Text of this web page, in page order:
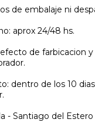
de embalaje ni
aprox 24/48 hs.
de farbicacion
dentro de los 10
- Santiago del Estero